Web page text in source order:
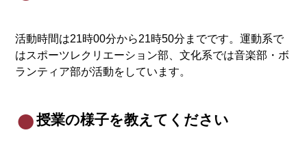
活動時間は21時00分から21時50分までです。運動系で
はスポーツレクリエーション部、文化系では音楽部・ボ
ランティア部が活動をしています。
授業の様子を教えてください